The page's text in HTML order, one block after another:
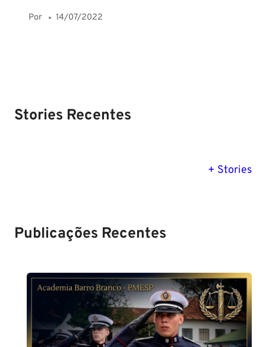
Por 14/07/2022
Stories Recentes
+ Stories
MG:
Publicações Recentes